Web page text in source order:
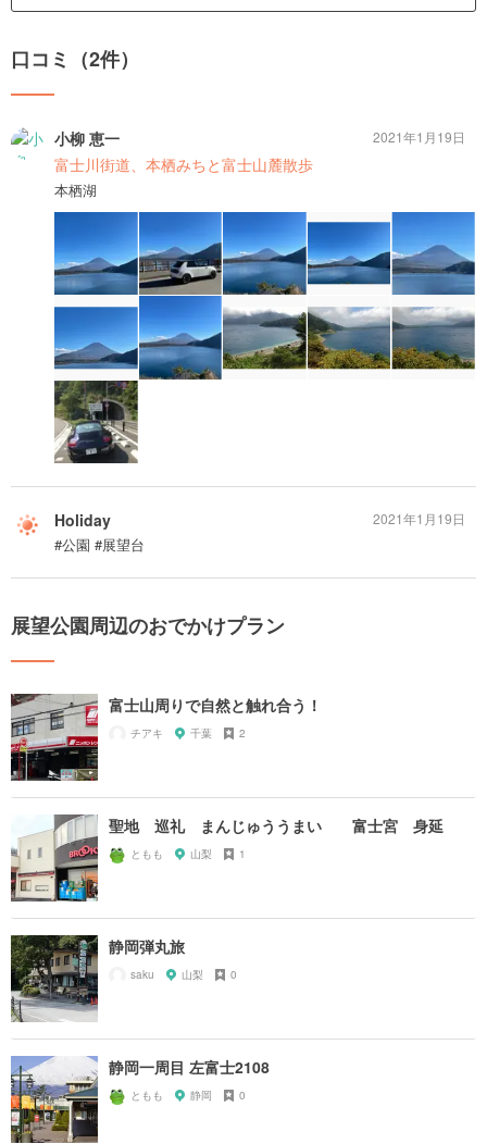
口コミ（2件）
小柳 恵一
富士川街道、本栖みちと富士山麓散歩
本栖湖
2021年1月19日
Holiday
#公園 #展望台
2021年1月19日
展望公園周辺のおでかけプラン
富士山周りで自然と触れ合う！
チアキ 千葉 2
聖地 巡礼 まんじゅううまい 富士宮 身延
ともも 山梨 1
静岡弾丸旅
saku 山梨 0
静岡一周目 左富士2108
ともも 静岡 0